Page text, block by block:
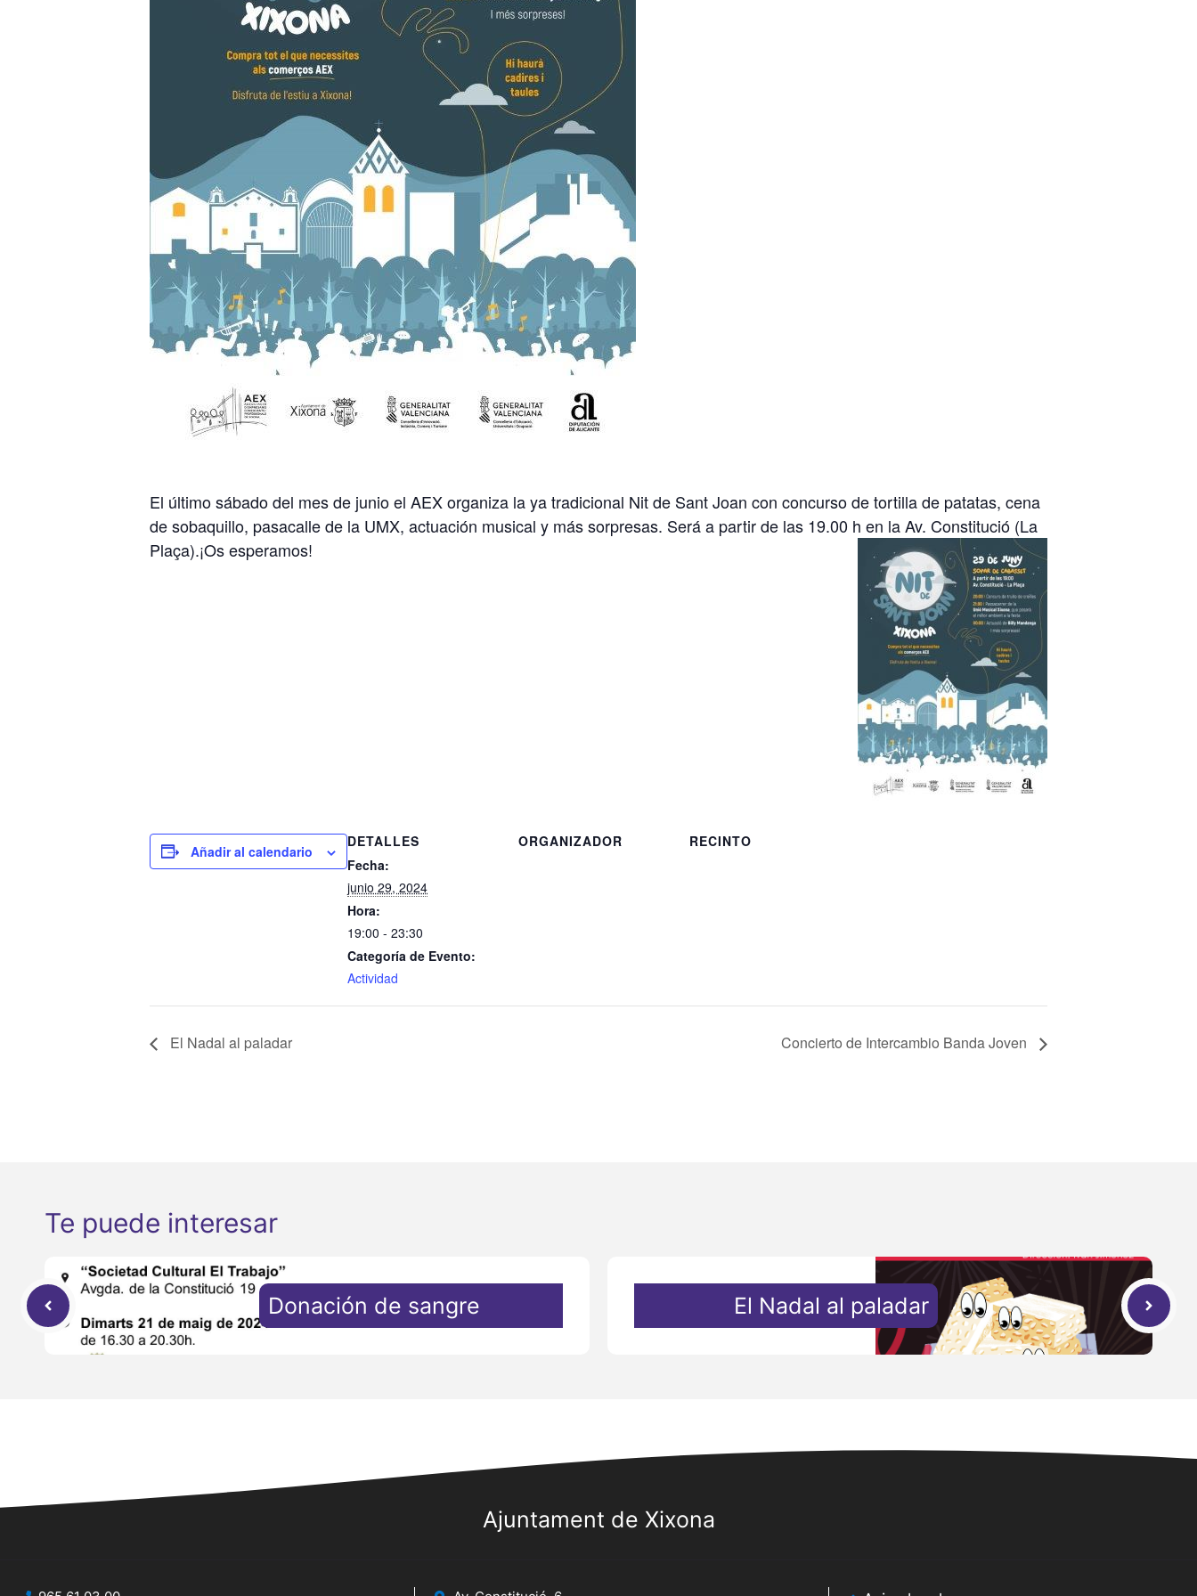
El último sábado del mes de junio el AEX organiza la ya tradicional Nit de Sant Joan con concurso de tortilla de patatas, cena
de sobaquillo, pasacalle de la UMX, actuación musical y más sorpresas. Será a partir de las 19.00 h en la Av. Constitució (La
Plaça).¡Os esperamos!
Añadir al calendario
DETALLES
Fecha:
junio 29, 2024
Hora:
19:00 - 23:30
Categoría de Evento:
Actividad
ORGANIZADOR RECINTO
El Nadal al paladar Concierto de Intercambio Banda Joven
Te puede interesar
Donación de sangre El Nadal al paladar
Ajuntament de Xixona